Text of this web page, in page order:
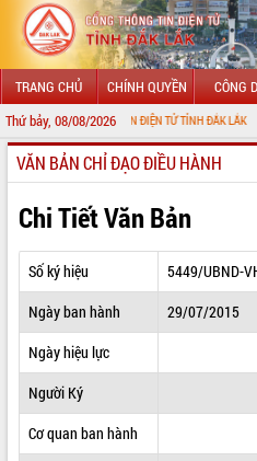
TRANG CHỦ CHÍNH QUYỀN CÔNG
Thứ bảy, 08/08/2026
THÔNG TIN ĐIỆN TỬ TỈNH ĐẮK LẮK
GIỚI THIỆU
LÃNH ĐẠO UBND TỈNH
TIN TỨC SỰ KIỆN
SỞ, BAN, NGÀNH
THÔNG TIN CHỈ ĐẠO ĐIỀU HÀNH
HỆ THỐNG VĂN BẢN
VĂN BẢN CHỈ ĐẠO ĐIỀU HÀNH
Chi Tiết Văn Bản
Số ký hiệu
5449/UBND-
Ngày ban hành
29/07/2015
Ngày hiệu lực
Người Ký
Cơ quan ban hành